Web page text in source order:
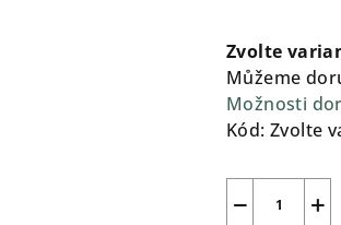
cena:
Zvolte
Můžeme
Možnosti
Kód: Zvolte
+
−